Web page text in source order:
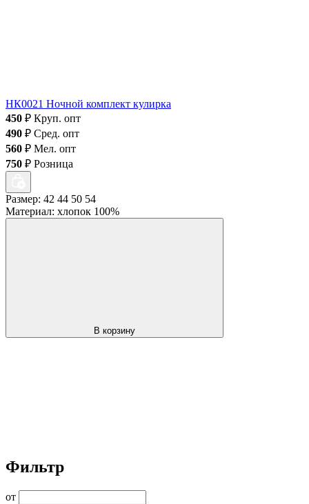
НК0021 Ночной комплект кулирка
450 ₽ Круп. опт
490 ₽ Сред. опт
560 ₽ Мел. опт
750 ₽ Розница
Размер: 42 44 50 54
Материал: хлопок 100%
В корзину
Фильтр
от